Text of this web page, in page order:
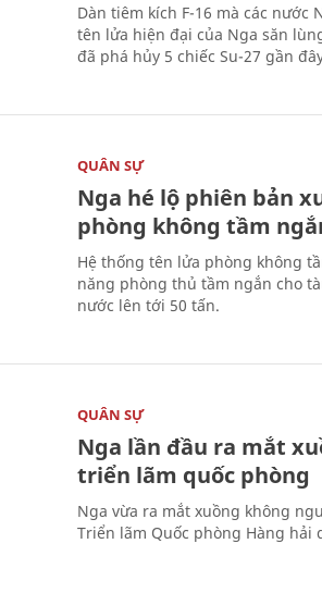
Dàn tiêm kích F-16 mà các nước
tên lửa hiện đại của Nga săn
đã phá hủy 5 chiếc Su-27 gần
QUÂN SỰ
Nga hé lộ phiên bản
phòng không tầm
Hệ thống tên lửa phòng không
năng phòng thủ tầm ngắn cho
nước lên tới 50 tấn.
QUÂN SỰ
Nga lần đầu ra mắt
triển lãm quốc phòng
Nga vừa ra mắt xuồng không
Triển lãm Quốc phòng Hàng hải